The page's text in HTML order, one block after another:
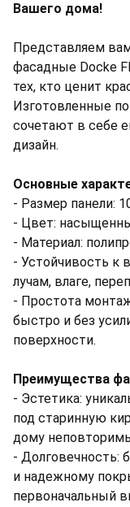
Вашего дома!
Представляем
фасадные Docke
тех, кто ценит
Изготовленные
сочетают в себе
дизайн.
Основные
- Размер панели:
- Цвет:
- Материал:
- Устойчивость к
лучам, влаге,
- Простота
быстро и без
поверхности.
Преимущества
- Эстетика:
под старинную
дому
- Долговечность:
и надежному
первоначальный